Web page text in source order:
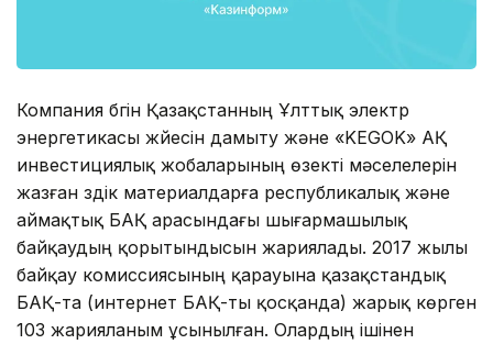
Компания бүгін Қазақстанның Ұлттық электр
энергетикасы жүйесін дамыту және «KEGOK» АҚ
инвестициялық жобаларының өзекті мәселелерін
жазған үздік материалдарға республикалық және
аймақтық БАҚ арасындағы шығармашылық
байқаудың қорытындысын жариялады. 2017 жылы
байқау комиссиясының қарауына қазақстандық
БАҚ-та (интернет БАҚ-ты қосқанда) жарық көрген
103 жарияланым ұсынылған. Олардың ішінен